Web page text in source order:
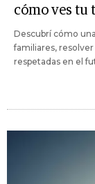
cómo ves tu
Descubrí cómo
familiares,
respetadas en el